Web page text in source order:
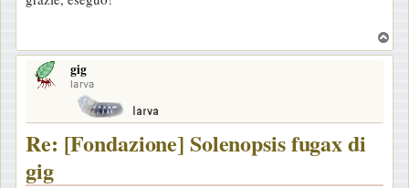
s
a
g
g
o
o
gig
larva
Re: [Fondazione] Solenopsis fugax di
gig